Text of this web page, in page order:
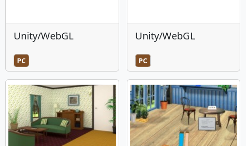
Unity/WebGL
PC
Unity/WebGL
PC